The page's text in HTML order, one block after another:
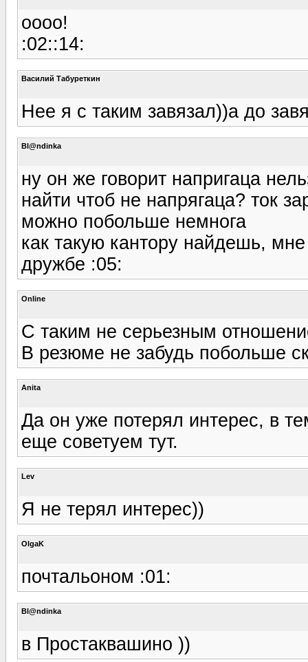
оооо!
:02::14:
Василий Табуреткин
Нее я с таким завязал))а до
Bl@ndinka
ну он же говорит напригаца
найти чтоб не напрягаца? ток
можно побольше немнога
как такую кантору найдешь,
дружбе :05:
Online
С таким не серьезным
В резюме не забудь побольше
Anita
Да он уже потерял интерес, в
еще советуем тут.
Lev
Я не терял интерес))
OlgaK
почтальоном :01:
Bl@ndinka
в Простаквашино ))